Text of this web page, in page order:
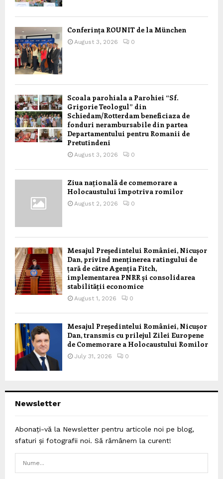
Conferința ROUNIT de la München
August 3, 2026 0
Scoala parohiala a Parohiei “Sf.
Grigorie Teologul” din
Schiedam/Rotterdam beneficiaza de
fonduri nerambursabile din partea
Departamentului pentru Romanii de
Pretutindeni
August 3, 2026 0
Ziua națională de comemorare a
Holocaustului împotriva romilor
August 2, 2026 0
Mesajul Președintelui României, Nicușor
Dan, privind menținerea ratingului de
țară de către Agenția Fitch,
implementarea PNRR și consolidarea
stabilității economice
August 1, 2026 0
Mesajul Președintelui României, Nicușor
Dan, transmis cu prilejul Zilei Europene
de Comemorare a Holocaustului Romilor
July 31, 2026 0
Newsletter
Abonați-vă la Newsletter pentru articole noi pe blog,
sfaturi și fotografii noi. Să rămânem la curent!